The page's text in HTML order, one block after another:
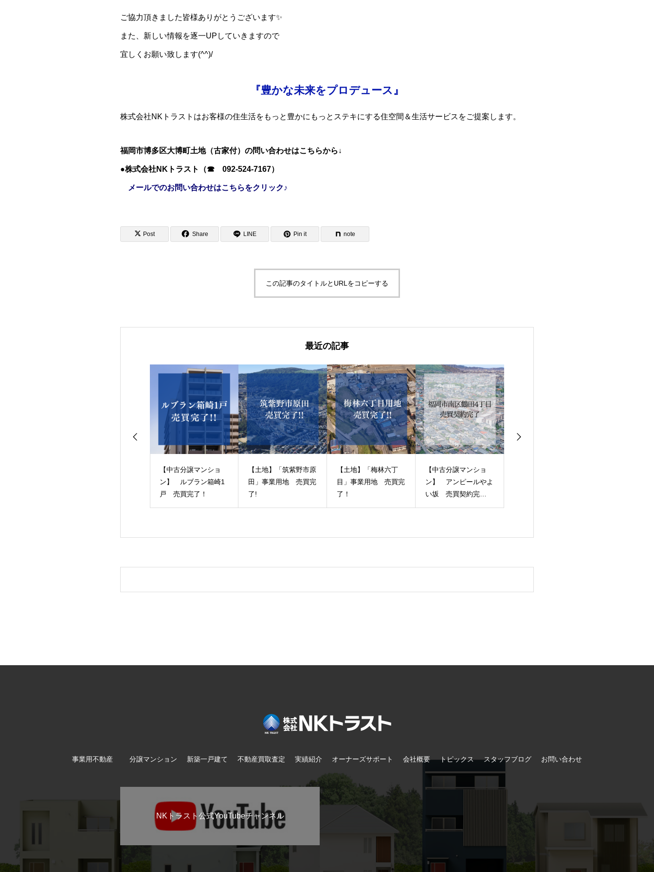
ご協力頂きました皆様ありがとうございます✨
また、新しい情報を逐一UPしていきますので
宜しくお願い致します(^^)/
『豊かな未来をプロデュース』
株式会社NKトラストはお客様の住生活をもっと豊かにもっとステキにする住空間＆生活サービスをご提案します。
福岡市博多区大博町土地（古家付）の問い合わせはこちらから↓
●株式会社NKトラスト（☎ 092-524-7167）
メールでのお問い合わせはこちらをクリック♪
Post Share LINE Pin it note
この記事のタイトルとURLをコピーする
最近の記事
【土地】「筑紫野市原
田」事業用地 売買完
了!
【土地】「梅林六丁
目」事業用地 売買完
了！
【中古分譲マンショ
ン】 アンピールやよ
い坂 売買契約完
了！
夏季休暇のご案内
（NKトラスト・NKマ
ネージメント・NKフ
ューチャービジョン）
事業用不動産 分譲マンション 新築一戸建て 不動産買取査定 実績紹介 オーナーズサポート 会社概要 トピックス スタッフブログ お問い合わせ
NKトラスト公式YouTubeチャンネル